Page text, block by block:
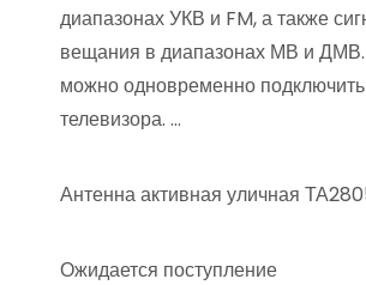
диапазонах УКВ и FM, а также
вещания в диапазонах МВ и ДМВ.
можно одновременно
телевизора. …
Антенна активная уличная
Ожидается поступление